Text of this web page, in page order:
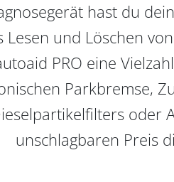
hast du
und Löschen
PRO eine
Parkbremse,
oder
unschlagbaren Preis